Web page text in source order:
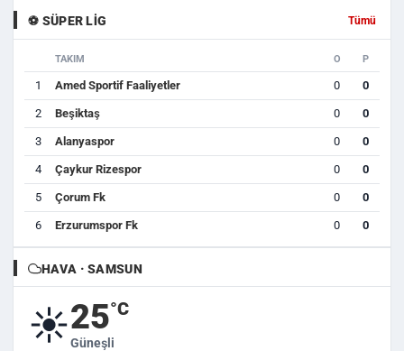
⚽ SÜPER LIG Tümü
TAKIM O P
1 Amed Sportif Faaliyetler 0 0
2 Beşiktaş 0 0
3 Alanyaspor 0 0
4 Çaykur Rizespor 0 0
5 Çorum Fk 0 0
6 Erzurumspor Fk 0 0
HAVA · SAMSUN
☀️25°C
Güneşli